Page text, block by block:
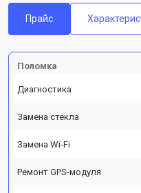
Прайс
Поломка
Диагностика
Замена стекла
Замена Wi-Fi
Ремонт GPS-модуля